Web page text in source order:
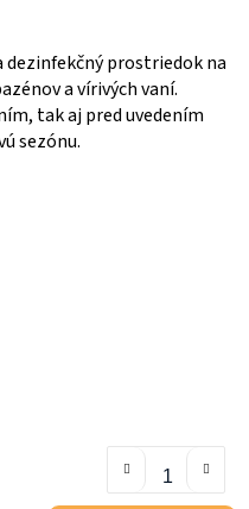
prostriedok na
a vírivých vaní.
tak aj pred uvedením
sezónu.